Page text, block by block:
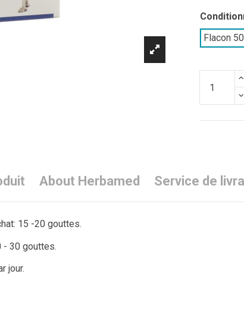
Flacon
About Herbamed Service de
15 -20 gouttes.
- 30 gouttes.
jour.